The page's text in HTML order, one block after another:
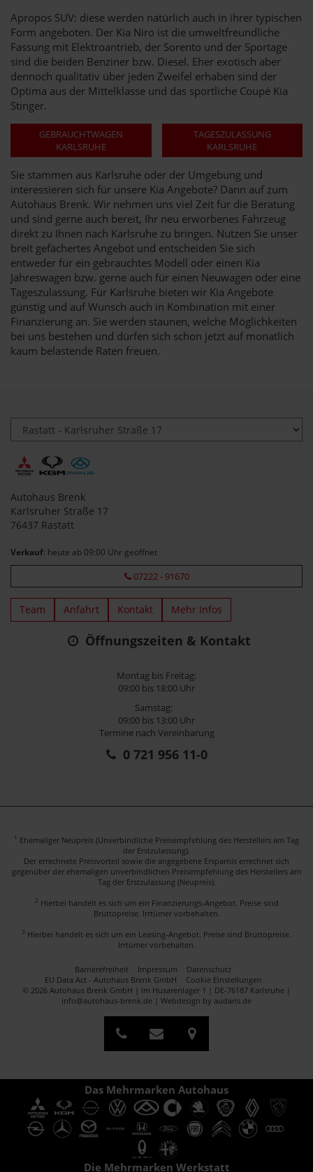
Apropos SUV: diese werden natürlich auch in ihrer typischen
Form angeboten. Der Kia Niro ist die umweltfreundliche
Fassung mit Elektroantrieb, der Sorento und der Sportage
sind die beiden Benziner bzw. Diesel. Eher exotisch aber
dennoch qualitativ über jeden Zweifel erhaben sind der
Optima aus der Mittelklasse und das sportliche Coupé Kia
Stinger.
GEBRAUCHTWAGEN
KARLSRUHE
TAGESZULASSUNG
KARLSRUHE
Sie stammen aus Karlsruhe oder der Umgebung und
interessieren sich für unsere Kia Angebote? Dann auf zum
Autohaus Brenk. Wir nehmen uns viel Zeit für die Beratung
und sind gerne auch bereit, Ihr neu erworbenes Fahrzeug
direkt zu Ihnen nach Karlsruhe zu bringen. Nutzen Sie unser
breit gefächertes Angebot und entscheiden Sie sich
entweder für ein gebrauchtes Modell oder einen Kia
Jahreswagen bzw. gerne auch für einen Neuwagen oder eine
Tageszulassung. Für Karlsruhe bieten wir Kia Angebote
günstig und auf Wunsch auch in Kombination mit einer
Finanzierung an. Sie werden staunen, welche Möglichkeiten
bei uns bestehen und dürfen sich schon jetzt auf monatlich
kaum belastende Raten freuen.
Autohaus Brenk
Karlsruher Straße 17
76437 Rastatt
Verkauf: heute ab 09:00 Uhr geöffnet
07222 - 91670
Team Anfahrt Kontakt Mehr Infos
Öffnungszeiten & Kontakt
Montag bis Freitag:
09:00 bis 18:00 Uhr
Samstag:
09:00 bis 13:00 Uhr
Termine nach Vereinbarung
0 721 956 11-0
1 Ehemaliger Neupreis (Unverbindliche Preisempfehlung des Herstellers am Tag
der Erstzulassung).
Der errechnete Preisvorteil sowie die angegebene Ersparnis errechnet sich
gegenüber der ehemaligen unverbindlichen Preisempfehlung des Herstellers am
Tag der Erstzulassung (Neupreis).
2 Hierbei handelt es sich um ein Finanzierungs-Angebot. Preise sind
Bruttopreise. Irrtümer vorbehalten.
3 Hierbei handelt es sich um ein Leasing-Angebot. Preise sind Bruttopreise.
Irrtümer vorbehalten.
Barrierefreiheit Impressum
Datenschutz
EU Data Act - Autohaus Brenk GmbH
Cookie Einstellungen
© 2026 Autohaus Brenk GmbH | Im Husarenlager 1 | DE-76187 Karlsruhe |
info@autohaus-brenk.de | Webdesign by audaris.de
Das Mehrmarken Autohaus
Die Mehrmarken Werkstatt